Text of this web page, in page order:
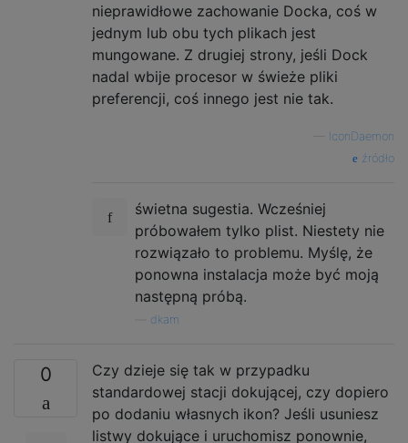
nieprawidłowe zachowanie Docka, coś w
jednym lub obu tych plikach jest
mungowane. Z drugiej strony, jeśli Dock
nadal wbije procesor w świeże pliki
preferencji, coś innego jest nie tak.
IconDaemon
źródło
świetna sugestia. Wcześniej
próbowałem tylko plist. Niestety nie
rozwiązało to problemu. Myślę, że
ponowna instalacja może być moją
następną próbą.
dkam
0
Czy dzieje się tak w przypadku
standardowej stacji dokującej, czy dopiero
po dodaniu własnych ikon? Jeśli usuniesz
listwy dokujące i uruchomisz ponownie,